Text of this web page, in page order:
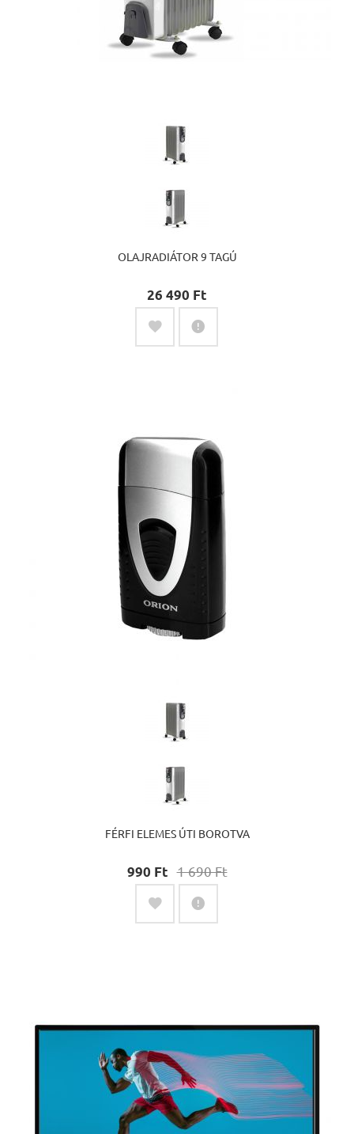
OLAJRADIÁTOR 9 TAGÚ
26 490 Ft‎
FÉRFI ELEMES ÚTI BOROTVA
990 Ft‎ 1 690 Ft‎